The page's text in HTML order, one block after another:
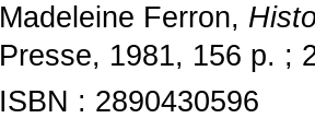
Madeleine Ferron,
Presse, 1981, 156 p. ;
ISBN : 2890430596